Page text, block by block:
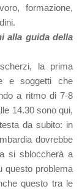
formazione,
alla guida della
la prima
e soggetti che
a ritmo di 7-8
14.30 sono qui,
da subito: in
dovrebbe
si sbloccherà a
questo problema
questo tra le